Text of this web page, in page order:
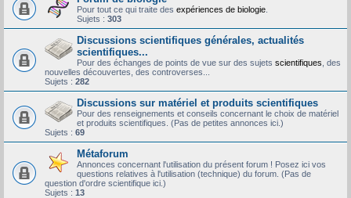
Pour tout ce qui traite des expériences de biologie
Sujets : 303
Discussions scientifiques générales, actualités
scientifiques...
Pour des échanges de points de vue sur des sujets scientifiques , des
nouvelles découvertes, des controverses...
Sujets : 282
Discussions sur matériel et produits scientifiques
Pour des renseignements et conseils concernant le choix de matériel
et produits scientifiques. (Pas de petites annonces ici.)
Sujets : 69
Métaforum
Annonces concernant l'utilisation du présent forum ! Posez ici vos
questions relatives à l'utilisation (technique) du forum. (Pas de
question d'ordre scientifique ici.)
Sujets : 13